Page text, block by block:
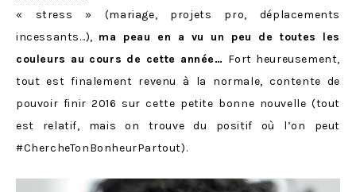
« stress » (mariage, projets pro, déplacements
incessants…), ma peau en a vu un peu de toutes les
couleurs au cours de cette année… Fort heureusement,
tout est finalement revenu à la normale, contente de
pouvoir finir 2016 sur cette petite bonne nouvelle (tout
est relatif, mais on trouve du positif où l’on peut
#ChercheTonBonheurPartout).